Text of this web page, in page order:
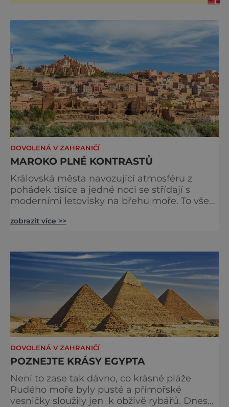
DOVOLENÁ V ZAHRANIČÍ
MAROKO PLNÉ KONTRASTŮ
Královská města navozující atmosféru z
pohádek tisíce a jedné noci se střídají s
moderními letovisky na břehu moře. To vše
impozantního pohoří Velkého Atlasu, na
obehnaná centra měst, nazývaná
„mediny“,působí, jako by se v nich zastavil
čas. Objevíte tu kovotepce, tkalce a hrnč
zobrazit více >>
DOVOLENÁ V ZAHRANIČÍ
POZNEJTE KRÁSY EGYPTA
Není to zase tak dávno, co krásné pláže
Rudého moře byly pusté a přímořské
vesničky sloužily jen k obživě rybářů. Dnes